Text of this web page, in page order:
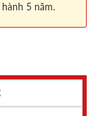
5 năm.